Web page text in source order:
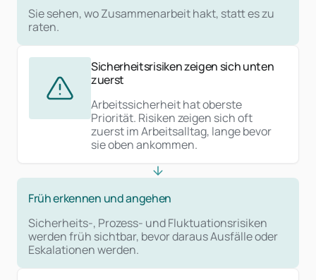
Sie sehen, wo Zusammenarbeit hakt, statt es zu
raten.
Sicherheitsrisiken zeigen sich unten
zuerst
Arbeitssicherheit hat oberste
Priorität. Risiken zeigen sich oft
zuerst im Arbeitsalltag, lange bevor
sie oben ankommen.
Früh erkennen und angehen
Sicherheits-, Prozess- und Fluktuationsrisiken
werden früh sichtbar, bevor daraus Ausfälle oder
Eskalationen werden.